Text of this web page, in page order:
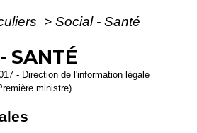
> Social - Santé
SANTÉ
- Direction de l'information légale
ministre)